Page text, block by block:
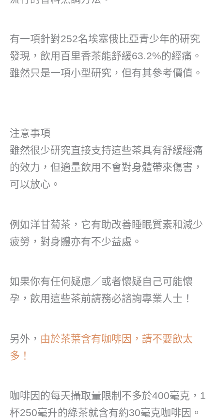
有一項針對252名埃塞俄比亞青少年的研究
發現，飲用百里香茶能舒緩63.2%的經痛。
雖然只是一項小型研究，但有其參考價值。
注意事項
雖然很少研究直接支持這些茶具有舒緩經痛
的效力，但適量飲用不會對身體帶來傷害，
可以放心。
例如洋甘菊茶，它有助改善睡眠質素和減少
疲勞，對身體亦有不少益處。
如果你有任何疑慮／或者懷疑自己可能懷
孕，飲用這些茶前請務必諮詢專業人士！
另外， 由於茶葉含有咖啡因，請不要飲太
多！
咖啡因的每天攝取量限制不多於400毫克，1
杯250毫升的綠茶就含有約30毫克咖啡因。